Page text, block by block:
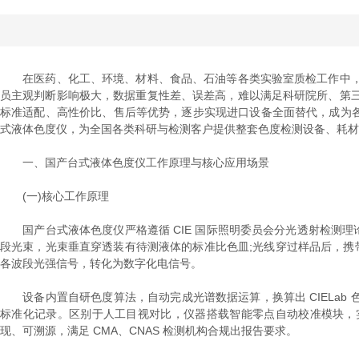
在医药、化工、环境、材料、食品、石油等各类实验室质检工作中
员主观判断影响极大，数据重复性差、误差高，难以满足科研院所、
标准适配、高性价比、售后等优势，逐步实现进口设备全面替代，成
式液体色度仪，为全国各类科研与检测客户提供整套色度检测设备、耗
一、国产台式液体色度仪工作原理与核心应用场景
(一)核心工作原理
国产台式液体色度仪严格遵循 CIE 国际照明委员会分光透射检测理
段光束，光束垂直穿透装有待测液体的标准比色皿;光线穿过样品后，
各波段光强信号，转化为数字化电信号。
设备内置自研色度算法，自动完成光谱数据运算，换算出 CIELab
标准化记录。区别于人工目视对比，仪器搭载智能零点自动校准模块
现、可溯源，满足 CMA、CNAS 检测机构合规出报告要求。